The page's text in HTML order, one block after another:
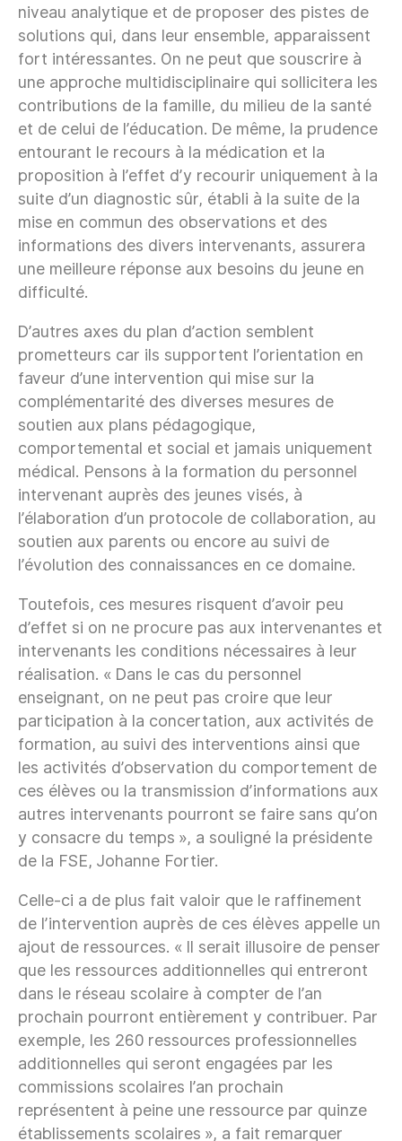
niveau analytique et de proposer des pistes de
solutions qui, dans leur ensemble, apparaissent
fort intéressantes. On ne peut que souscrire à
une approche multidisciplinaire qui sollicitera les
contributions de la famille, du milieu de la santé
et de celui de l’éducation. De même, la prudence
entourant le recours à la médication et la
proposition à l’effet d’y recourir uniquement à la
suite d’un diagnostic sûr, établi à la suite de la
mise en commun des observations et des
informations des divers intervenants, assurera
une meilleure réponse aux besoins du jeune en
difficulté.
D’autres axes du plan d’action semblent
prometteurs car ils supportent l’orientation en
faveur d’une intervention qui mise sur la
complémentarité des diverses mesures de
soutien aux plans pédagogique,
comportemental et social et jamais uniquement
médical. Pensons à la formation du personnel
intervenant auprès des jeunes visés, à
l’élaboration d’un protocole de collaboration, au
soutien aux parents ou encore au suivi de
l’évolution des connaissances en ce domaine.
Toutefois, ces mesures risquent d’avoir peu
d’effet si on ne procure pas aux intervenantes et
intervenants les conditions nécessaires à leur
réalisation. « Dans le cas du personnel
enseignant, on ne peut pas croire que leur
participation à la concertation, aux activités de
formation, au suivi des interventions ainsi que
les activités d’observation du comportement de
ces élèves ou la transmission d’informations aux
autres intervenants pourront se faire sans qu’on
y consacre du temps », a souligné la présidente
de la FSE, Johanne Fortier.
Celle-ci a de plus fait valoir que le raffinement
de l’intervention auprès de ces élèves appelle un
ajout de ressources. « Il serait illusoire de penser
que les ressources additionnelles qui entreront
dans le réseau scolaire à compter de l’an
prochain pourront entièrement y contribuer. Par
exemple, les 260 ressources professionnelles
additionnelles qui seront engagées par les
commissions scolaires l’an prochain
représentent à peine une ressource par quinze
établissements scolaires », a fait remarquer